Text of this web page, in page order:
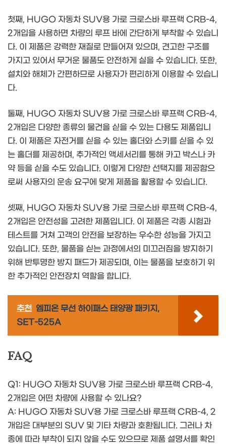
첫째, HUGO 자동차 SUV용 가로 크로스바 루프랙 CRB-4,
2개입을 사용하면 차량의 루프 바에 간단하게 부착할 수 있습니
다. 이 제품은 강력한 재질로 만들어져 있으며, 견고한 구조를
가지고 있어서 무거운 물품도 안전하게 실을 수 있습니다. 또한,
설치와 해체가 간편하므로 사용자가 편리하게 이용할 수 있습니
다.
둘째, HUGO 자동차 SUV용 가로 크로스바 루프랙 CRB-4,
2개입은 다양한 종류의 물건을 싣을 수 있는 다용도 제품입니
다. 이 제품은 자전거를 싣을 수 있는 홀더와 스키를 싣을 수 있
는 홀더를 제공하며, 추가적인 액세서리를 통해 카고 박스나 카
약 등을 싣을 수도 있습니다. 이렇게 다양한 선택지를 제공함으
로써 사용자의 운송 요구에 맞게 제품을 활용할 수 있습니다.
셋째, HUGO 자동차 SUV용 가로 크로스바 루프랙 CRB-4,
2개입은 안전성을 고려한 제품입니다. 이 제품은 각종 시험과
테스트를 거쳐 고객의 안전을 보장하는 우수한 성능을 가지고
있습니다. 또한, 물품을 싣는 과정에서의 미끄러짐을 방지하기
위해 반투명한 방지 패드가 제공되며, 이는 물품을 보호하기 위
한 추가적인 안전장치 역할을 합니다.
추천 엠피온 무선 하이패스 태양광 패키지,
SET-525A
FAQ
Q1: HUGO 자동차 SUV용 가로 크로스바 루프랙 CRB-4,
2개입은 어떤 차량에 사용할 수 있나요?
A: HUGO 자동차 SUV용 가로 크로스바 루프랙 CRB-4, 2
개입은 대부분의 SUV 및 기타 차량과 호환됩니다. 그러나 차
종에 따라 부착이 되지 않을 수도 있으므로 제품 설명서를 확인